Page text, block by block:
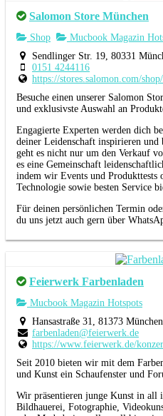
Salomon Store München
Shop
Mucbook Magazin
Sendlinger Str. 19, 80331
0151 4244116
https://stores.salomon.com/
Besuche einen unserer Salomon
und exklusivste Auswahl an
Engagierte Experten werden dich
deiner Leidenschaft inspirieren und
geht es nicht nur um den Verkauf
es eine Gemeinschaft
indem wir Events und Produkttests
Technologie sowie besten Service
Für deinen persönlichen Termin
du uns jetzt auch gern über
Feierwerk Farbenladen
Mucbook Magazin Hotspots
Hansastraße 31, 81373 München
farbenladen@feierwerk.de
https://www.feierwerk.de/
Seit 2010 bieten wir mit dem
und Kunst ein Schaufenster und
Wir präsentieren junge Kunst in all
Bildhauerei, Fotographie,